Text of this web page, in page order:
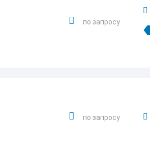
по запросу
по запросу